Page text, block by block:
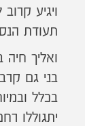
ויגיע
תעודת
ואליך
בני גם
בכלל
יתגוללו